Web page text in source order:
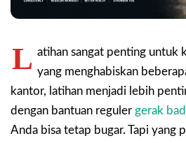
L atihan sangat penting untuk
yang menghabiskan
kantor, latihan menjadi lebih
dengan bantuan reguler gerak
Anda bisa tetap bugar. Tapi yang